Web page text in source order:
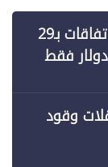
أين ذهبت قروض "عهد السيسي"؟.. اتفاقات بـ29
490 مليون دولار فقط
وقود